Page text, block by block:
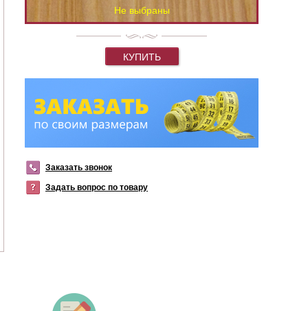
Не выбраны
КУПИТЬ
Заказать звонок
Задать вопрос по товару